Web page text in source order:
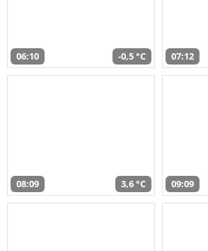
06:10 -0,5 °C 07:12
08:09 3,6 °C 09:09